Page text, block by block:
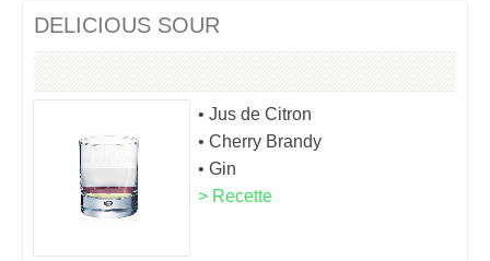
DELICIOUS SOUR
• Jus de Citron
• Cherry Brandy
• Gin
> Recette